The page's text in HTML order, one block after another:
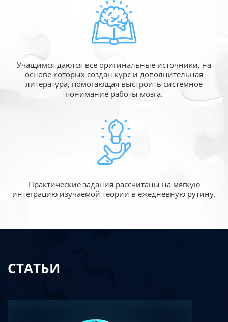
Учащимся даются все оригинальные источники, на
основе которых создан курс и дополнительная
литература, помогающая выстроить системное
понимание работы мозга.
Практические задания рассчитаны на мягкую
интеграцию изучаемой теории в ежедневную рутину.
СТАТЬИ